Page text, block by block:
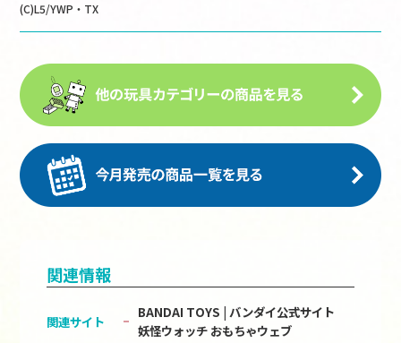
(C)L5/YWP・TX
関連情報
関連サイト
BANDAI TOYS | バンダイ公式サイト
妖怪ウォッチ おもちゃウェブ